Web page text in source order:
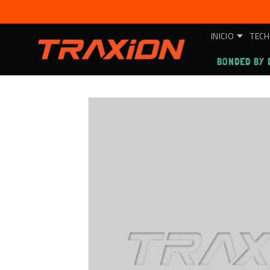
al contenido
INICIO
BONDED BY
directamente